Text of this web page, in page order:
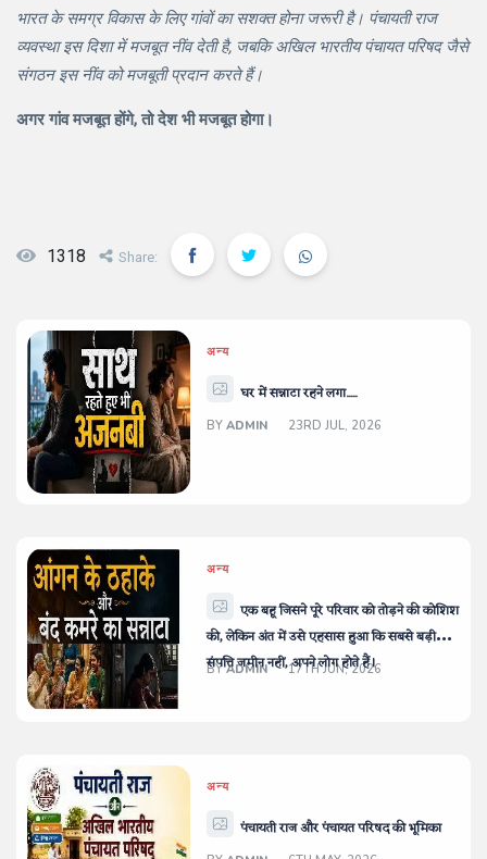
भारत के समग्र विकास के लिए गांवों का सशक्त होना जरूरी है। पंचायती राज
व्यवस्था इस दिशा में मजबूत नींव देती है, जबकि अखिल भारतीय पंचायत परिषद जैसे
संगठन इस नींव को मजबूती प्रदान करते हैं।
अगर गांव मजबूत होंगे, तो देश भी मजबूत होगा।
1318 Share:
अन्य
घर में सन्नाटा रहने लगा.....
BY ADMIN 23RD JUL, 2026
अन्य
एक बहू जिसने पूरे परिवार को तोड़ने की कोशिश
की, लेकिन अंत में उसे एहसास हुआ कि सबसे बड़ी
संपत्ति जमीन नहीं, अपने लोग होते हैं।
BYADMIN 17TH JUN, 2026
अन्य
पंचायती राज और पंचायत परिषद की भूमिका